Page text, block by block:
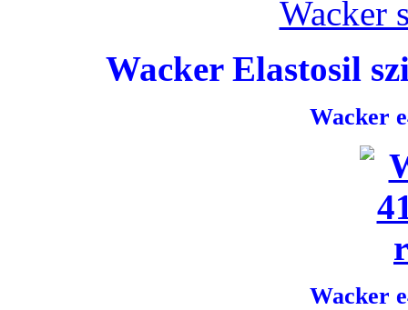
Wacker
Wacker Elastosil
Wacker
Wacker